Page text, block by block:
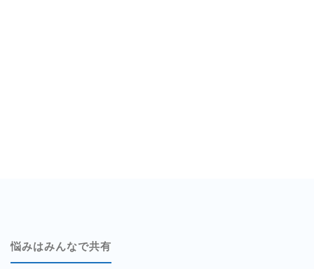
プ
悩みはみんなで共有